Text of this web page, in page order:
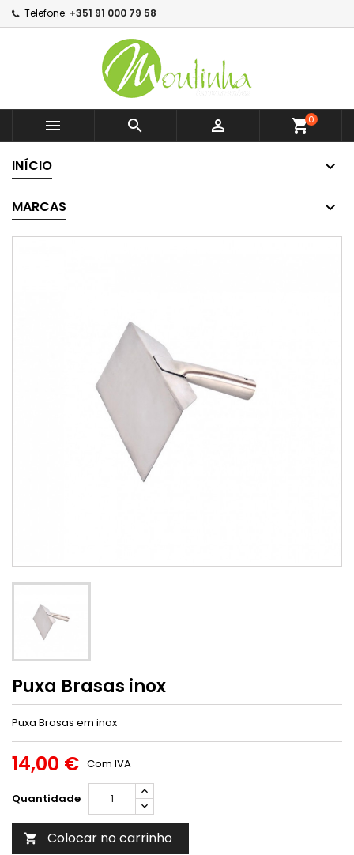
Telefone: +351 91 000 79 58
   shopping_cart0
INÍCIO
MARCAS
Puxa Brasas inox
Puxa Brasas em inox
14,00 € Com IVA
Quantidade
 Colocar no carrinho